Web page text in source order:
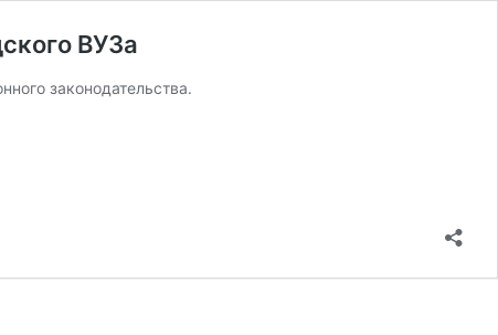
ВУЗа
законодательства.